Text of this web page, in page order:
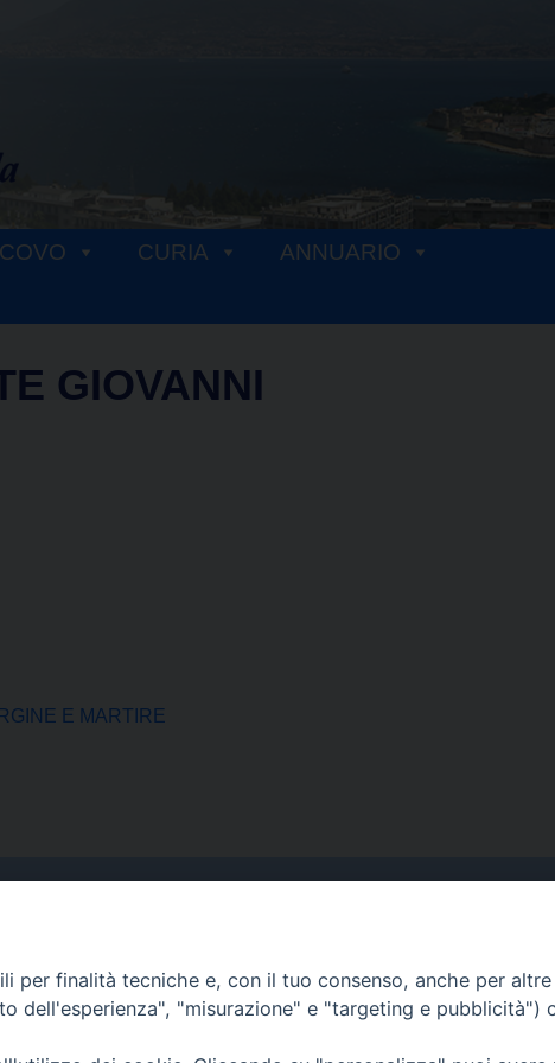
CURIA
ANNUARIO
GIOVANNI
E MARTIRE
Indirizzo
Via Garibaldi, 67 - 98122
per finalità tecniche e, con il tuo consenso, anche per
dell'esperienza", "misurazione" e "targeting e pubblicità")